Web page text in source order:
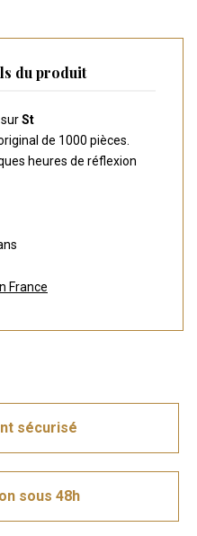
du produit
surSt
de 1000 pièces.
heures de réflexion
France
sécurisé
sous 48h